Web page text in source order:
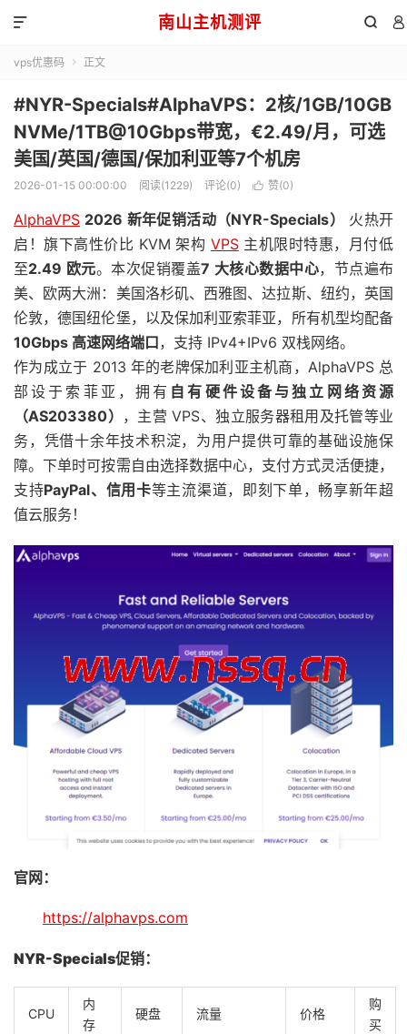
南山主机测评  

vps优惠码  正文
#NYR-Specials#AlphaVPS：2核/1GB/10GB
NVMe/1TB@10Gbps带宽，€2.49/月，可选
美国/英国/德国/保加利亚等7个机房
2026-01-15 00:00:00 阅读(1229) 评论(0)  赞(0)
AlphaVPS 2026 新年促销活动（NYR-Specials）
火热开
启！旗下高性价比 KVM 架构 VPS主机限时特惠，月付低
至2.49 欧元。本次促销覆盖7 大核心数据中心，节点遍布
美、欧两大洲：美国洛杉矶、西雅图、达拉斯、纽约，英国
伦敦，德国纽伦堡，以及保加利亚索菲亚，所有机型均配备
10Gbps 高速网络端口，支持 IPv4+IPv6 双栈网络。
作为成立于 2013 年的老牌保加利亚主机商，AlphaVPS 总
部设于索菲亚，拥有 自有硬件设备与独立网络资源
（AS203380） ，主营 VPS、独立服务器租用及托管等业
务，凭借十余年技术积淀，为用户提供可靠的基础设施保
障。下单时可按需自由选择数据中心，支付方式灵活便捷，
支持PayPal、信用卡等主流渠道，即刻下单，畅享新年超
值云服务！
官网：
https://alphavps.com
NYR-Specials促销：
CPU
内
存
硬盘 流量 价格
购
买